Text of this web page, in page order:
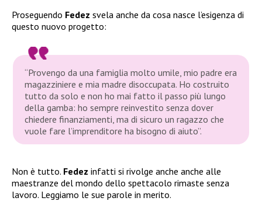
Proseguendo Fedez svela anche da cosa nasce l’esigenza di
questo nuovo progetto:
“Provengo da una famiglia molto umile, mio padre era
magazziniere e mia madre disoccupata. Ho costruito
tutto da solo e non ho mai fatto il passo più lungo
della gamba: ho sempre reinvestito senza dover
chiedere finanziamenti, ma di sicuro un ragazzo che
vuole fare l’imprenditore ha bisogno di aiuto”.
Non è tutto. Fedez infatti si rivolge anche anche alle
maestranze del mondo dello spettacolo rimaste senza
lavoro. Leggiamo le sue parole in merito.